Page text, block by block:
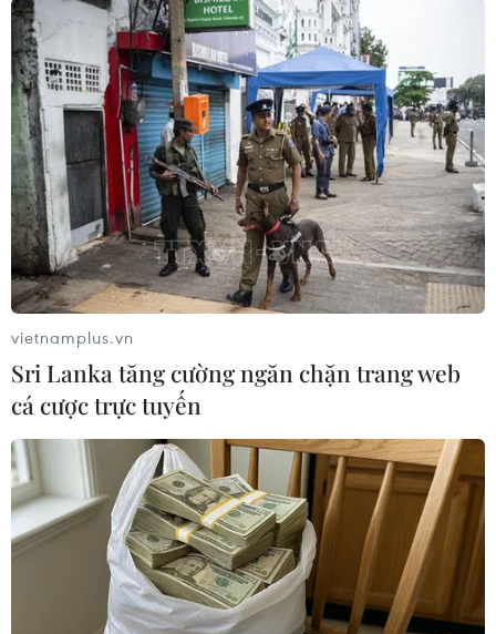
#Park Hang-seo #World Cup 2022
#AFF Cup
#U23 Việt Nam
#tuyển Việt Nam
Theo dõi VietnamPlus
TIN LIÊN QUAN
vietnamplus.vn
Sri Lanka tăng cường ngăn chặn trang web
cá cược trực tuyến